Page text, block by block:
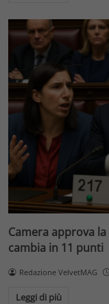
Camera approva
cambia in 11 punti
Redazione VelvetMAG
Leggi di più